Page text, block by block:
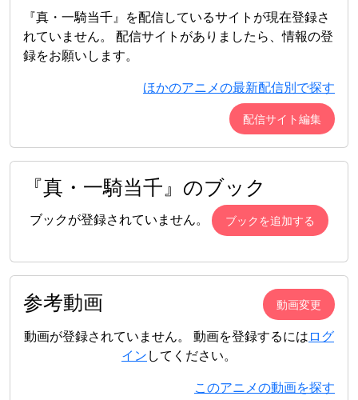
『真・一騎当千』を配信しているサイトが現在登録さ
れていません。 配信サイトがありましたら、情報の登
録をお願いします。
ほかのアニメの最新配信別で探す
配信サイト編集
『真・一騎当千』のブック
ブックが登録されていません。 ブックを追加する
参考動画 動画変更
動画が登録されていません。 動画を登録するにはログ
インしてください。
このアニメの動画を探す